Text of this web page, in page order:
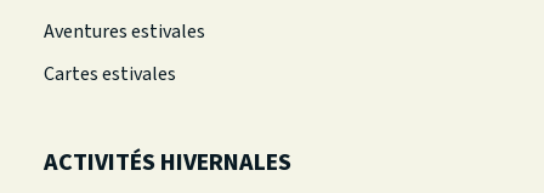
Aventures estivales
Cartes estivales
ACTIVITÉS HIVERNALES